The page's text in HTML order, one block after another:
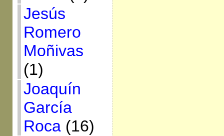
Jesús
Romero
Moñivas
(1)
Joaquín
García
Roca(16)